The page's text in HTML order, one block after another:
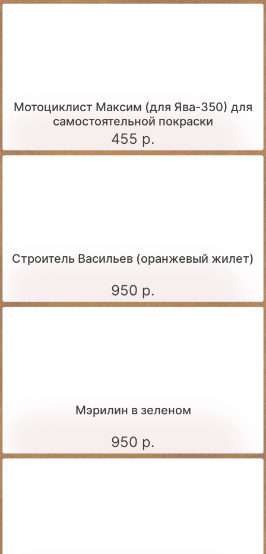
Мотоциклист Максим (для Ява-350) для
самостоятельной покраски
455 р.
Строитель Васильев (оранжевый жилет)
950 р.
Мэрилин в зеленом
950 р.